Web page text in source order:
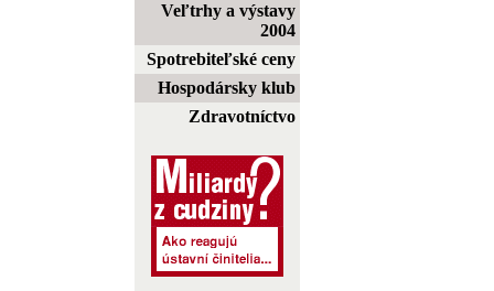
Veľtrhy a výstavy
2004
Spotrebiteľské ceny
Hospodársky klub
Zdravotníctvo